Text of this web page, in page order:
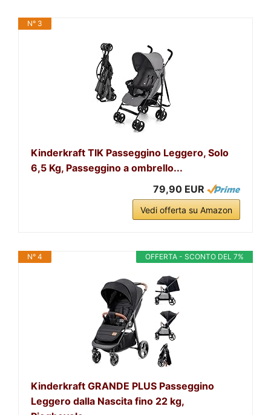
N° 3
Kinderkraft TIK Passeggino Leggero, Solo
6,5 Kg, Passeggino a ombrello...
79,90 EUR
Vedi offerta su Amazon
OFFERTA - SCONTO DEL 7%
N° 4
Kinderkraft GRANDE PLUS Passeggino
Leggero dalla Nascita fino 22 kg,